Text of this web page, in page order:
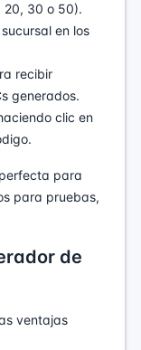
20, 30 o 50).
en los
recibir
generados.
clic en
para
para pruebas,
de
ventajas